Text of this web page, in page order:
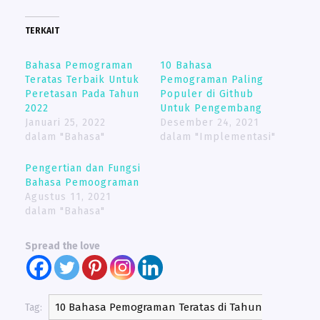
TERKAIT
Bahasa Pemograman
Teratas Terbaik Untuk
Peretasan Pada Tahun
2022
Januari 25, 2022
dalam "Bahasa"
10 Bahasa
Pemograman Paling
Populer di Github
Untuk Pengembang
Desember 24, 2021
dalam "Implementasi"
Pengertian dan Fungsi
Bahasa Pemoograman
Agustus 11, 2021
dalam "Bahasa"
Spread the love
Tag: 10 Bahasa Pemograman Teratas di Tahun